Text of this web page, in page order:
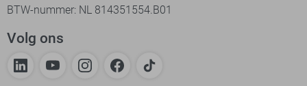
BTW-nummer: NL 814351554.B01
Volg ons